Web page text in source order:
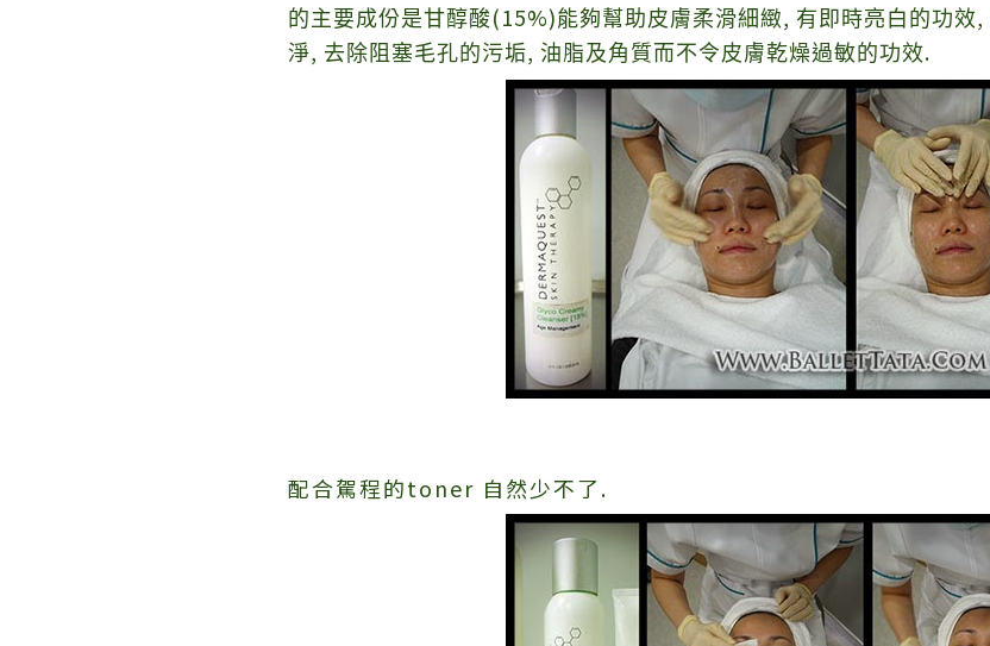
的主要成份是甘醇酸(15%)能夠幫助皮膚柔滑細緻, 有即時亮白的功效,
淨, 去除阻塞毛孔的污垢, 油脂及角質而不令皮膚乾燥過敏的功效.
配合駕程的toner 自然少不了.